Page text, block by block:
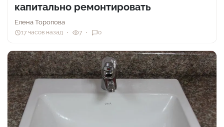
капитально ремонтировать
Елена Торопова
17 часов назад 7 0